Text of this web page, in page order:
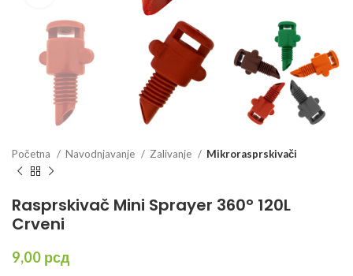
Početna Navodnjavanje Zalivanje Mikrorasprskivači
Rasprskivač Mini Sprayer 360° 120L
Crveni
9,00 рсд